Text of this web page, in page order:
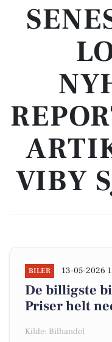
VIBY
BILER 13-05-2026
De billigste
Priser helt
Kilde: Bilhandel